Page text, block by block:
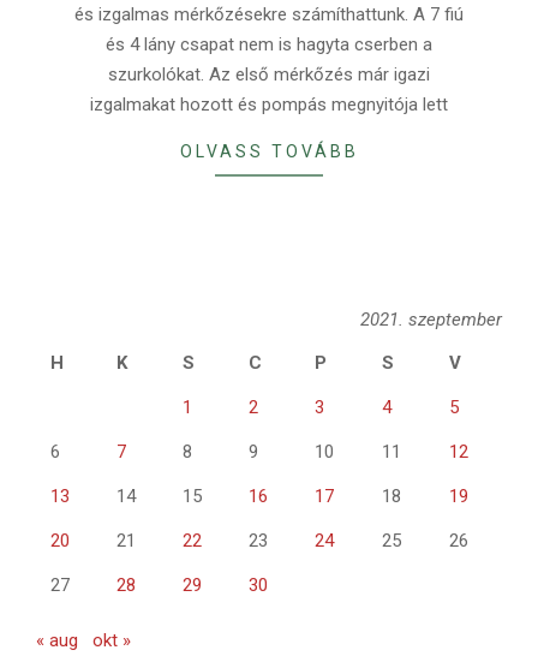
és izgalmas mérkőzésekre számíthattunk. A 7 fiú
és 4 lány csapat nem is hagyta cserben a
szurkolókat. Az első mérkőzés már igazi
izgalmakat hozott és pompás megnyitója lett
OLVASS TOVÁBB
2021. szeptember
H
K S C P S V
1 2 3 4 5
6 7 8 9 10 11 12
13 14 15 16 17 18 19
20 21 22 23 24 25 26
27 28 29 30
« aug okt »